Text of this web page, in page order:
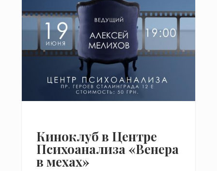
Киноклуб в Центре
Психоанализа «Венера
в мехах»